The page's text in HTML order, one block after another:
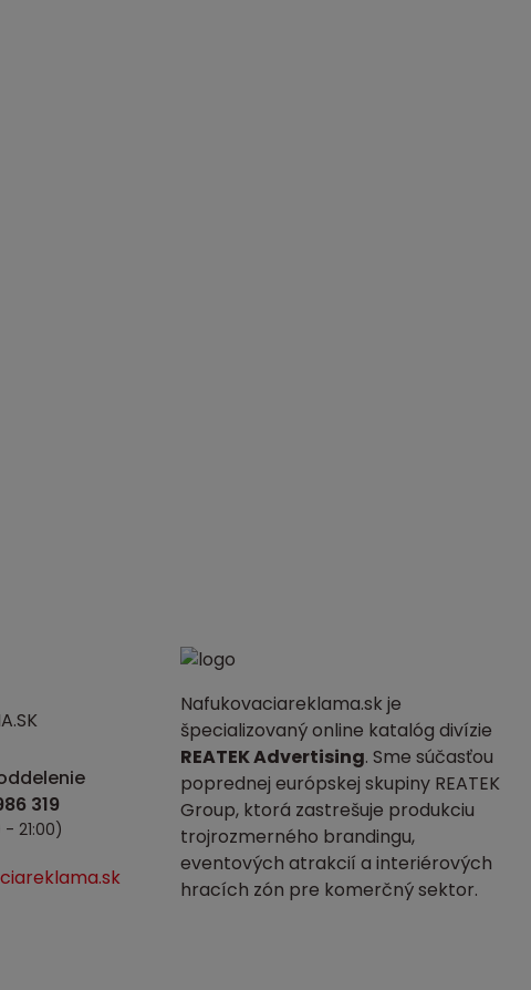
Nafukovaciareklama.sk je
špecializovaný online katalóg divízie
REATEK Advertising. Sme súčasťou
poprednej európskej skupiny REATEK
Group, ktorá zastrešuje produkciu
trojrozmerného brandingu,
eventových atrakcií a interiérových
hracích zón pre komerčný sektor.
- 21:00)